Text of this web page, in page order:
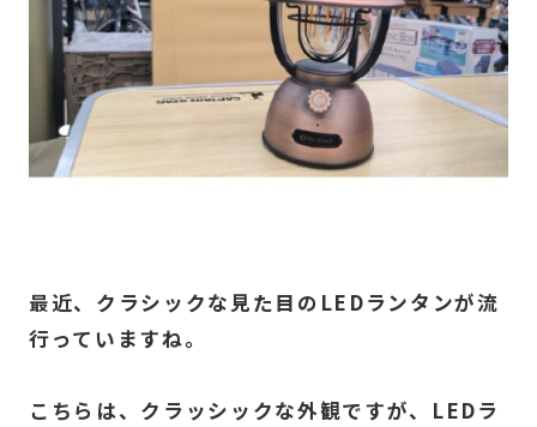
最近、クラシックな見た目のLEDランタンが流
行っていますね。
こちらは、クラッシックな外観ですが、LEDラ